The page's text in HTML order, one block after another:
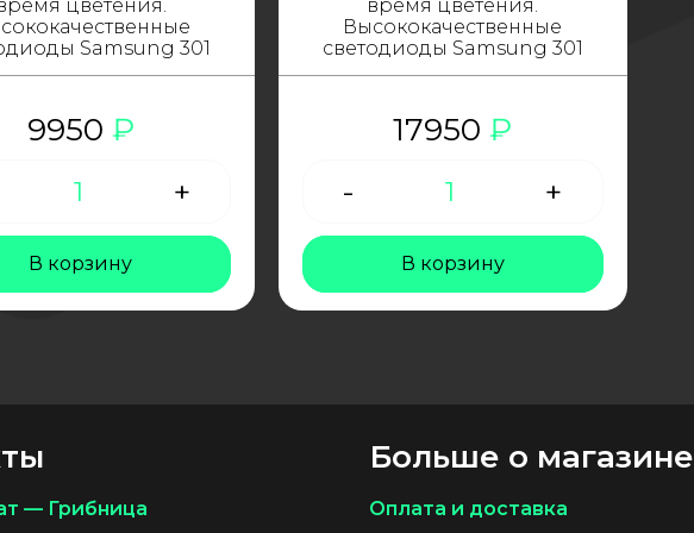
цветения.
Samsung 301
9950 ₽
Количество
товара
120W
+
В корзину
время цветения.
Высококачественные
светодиоды Samsung 301
17950₽
-
Количество
товара
240W
+
В корзину
— Грибница
Больше о магазине
Оплата и доставка